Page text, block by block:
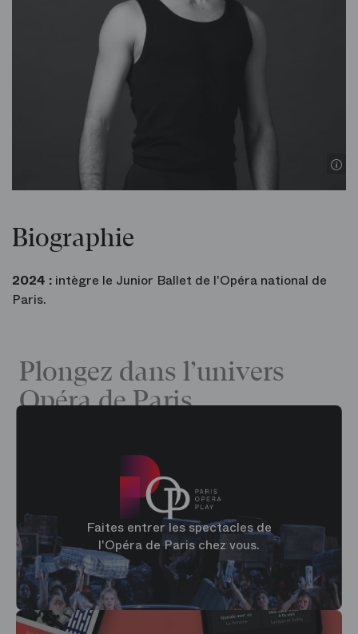
Biographie
2024 : intègre le Junior Ballet de l'Opéra national de
Paris.
Plongez dans l’univers
Opéra de Paris
Faites entrer les spectacles de
l'Opéra de Paris chez vous.